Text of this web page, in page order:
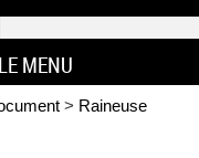
MENU
> Raineuse